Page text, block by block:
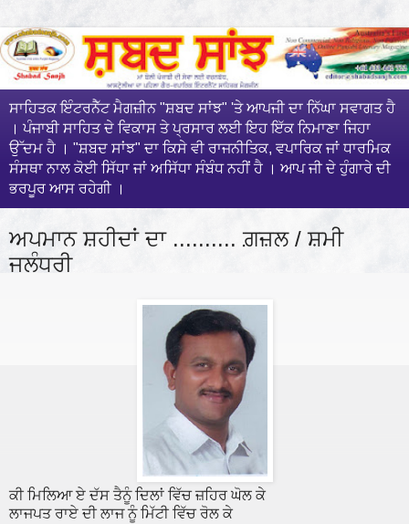
ਸਾਹਿਤਕ ਇੰਟਰਨੈੱਟ ਮੈਗਜ਼ੀਨ "ਸ਼ਬਦ ਸਾਂਝ" 'ਤੇ ਆਪਜੀ ਦਾ ਨਿੱਘਾ ਸਵਾਗਤ ਹੈ
। ਪੰਜਾਬੀ ਸਾਹਿਤ ਦੇ ਵਿਕਾਸ ਤੇ ਪ੍ਰਸਾਰ ਲਈ ਇਹ ਇੱਕ ਨਿਮਾਣਾ ਜਿਹਾ
ਉੱਦਮ ਹੈ । "ਸ਼ਬਦ ਸਾਂਝ" ਦਾ ਕਿਸੇ ਵੀ ਰਾਜਨੀਤਿਕ, ਵਪਾਰਿਕ ਜਾਂ ਧਾਰਮਿਕ
ਸੰਸਥਾ ਨਾਲ ਕੋਈ ਸਿੱਧਾ ਜਾਂ ਅਸਿੱਧਾ ਸੰਬੰਧ ਨਹੀਂ ਹੈ । ਆਪ ਜੀ ਦੇ ਹੁੰਗਾਰੇ ਦੀ
ਭਰਪੂਰ ਆਸ ਰਹੇਗੀ ।
ਅਪਮਾਨ ਸ਼ਹੀਦਾਂ ਦਾ .......... ਗ਼ਜ਼ਲ / ਸ਼ਮੀ
ਜਲੰਧਰੀ
ਕੀ ਮਿਲਿਆ ਏ ਦੱਸ ਤੈਨੂੰ ਦਿਲਾਂ ਵਿੱਚ ਜ਼ਹਿਰ ਘੋਲ ਕੇ
ਲਾਜਪਤ ਰਾਏ ਦੀ ਲਾਜ ਨੂੰ ਮਿੱਟੀ ਵਿੱਚ ਰੋਲ ਕੇ